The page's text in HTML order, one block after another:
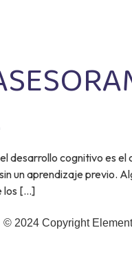
desarrollo cognitivo es
un aprendizaje previo.
los […]
© 2024 Copyright